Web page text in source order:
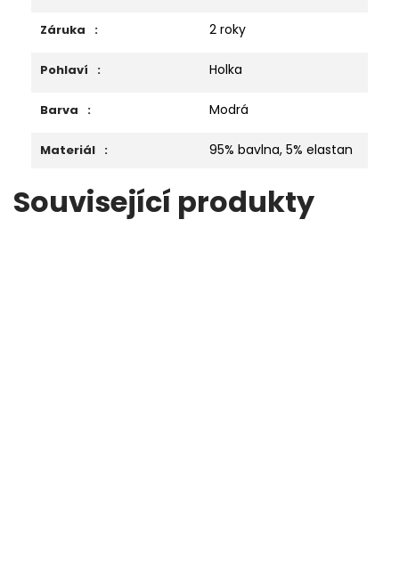
Záruka : 2 roky
Pohlaví : Holka
Barva : Modrá
Materiál : 95% bavlna, 5% elastan
Související produkty